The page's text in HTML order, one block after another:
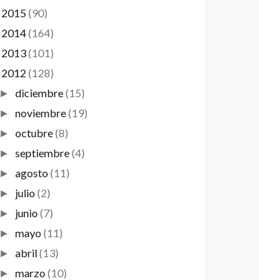
2015(90)
2014(164)
2013(101)
2012 (128)
► diciembre(15)
► noviembre(19)
► octubre(8)
► septiembre(4)
► agosto (11)
► julio (2)
► junio (7)
► mayo (11)
► abril(13)
► marzo (10)